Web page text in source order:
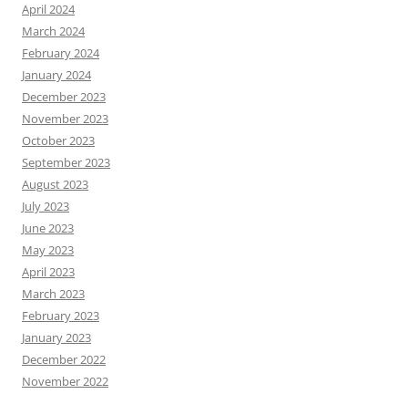
April 2024
March 2024
February 2024
January 2024
December 2023
November 2023
October 2023
September 2023
August 2023
July 2023
June 2023
May 2023
April 2023
March 2023
February 2023
January 2023
December 2022
November 2022